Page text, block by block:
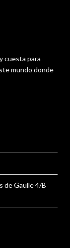
cuesta para
mundo donde
de Gaulle 4/B